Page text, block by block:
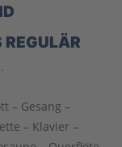
– Gesang –
– Klavier –